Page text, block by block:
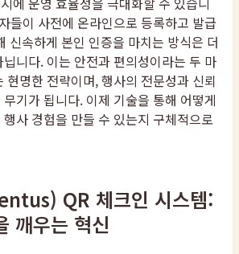
들이 사전에 온라인으로 등록하고 발급
신속하게 본인 인증을 마치는 방식은 더
니다. 이는 안전과 편의성이라는 두 마
현명한 전략이며, 행사의 전문성과 신뢰
기가 됩니다. 이제 기술을 통해 어떻게
사 경험을 만들 수 있는지 구체적으로
QR 체크인 시스템:
깨우는 혁신